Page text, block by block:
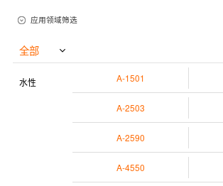
应用领域筛选
全部
水性 A-1501
A-2503
A-2590
A-4550